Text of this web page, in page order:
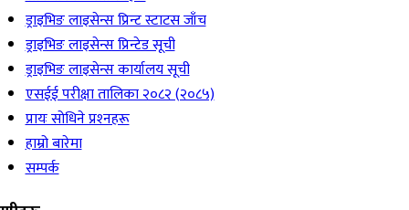
ड्राइभिङ लाइसेन्स प्रिन्ट स्टाटस जाँच
ड्राइभिङ लाइसेन्स प्रिन्टेड सूची
ड्राइभिङ लाइसेन्स कार्यालय सूची
एसईई परीक्षा तालिका २०८२ (२०८५)
प्रायः सोधिने प्रश्‍नहरू
हाम्रो बारेमा
सम्पर्क